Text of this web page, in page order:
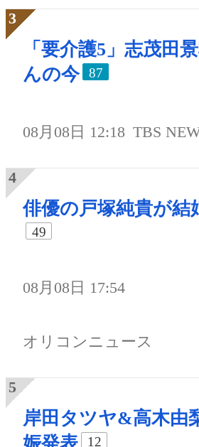
「要介護5」志茂田
んの今
87
08月08日 12:18 TBS
俳優の戸塚純貴が結
49
08月08日 17:54
オリコンニュース
岸田タツヤ&高木由
娠発表
12